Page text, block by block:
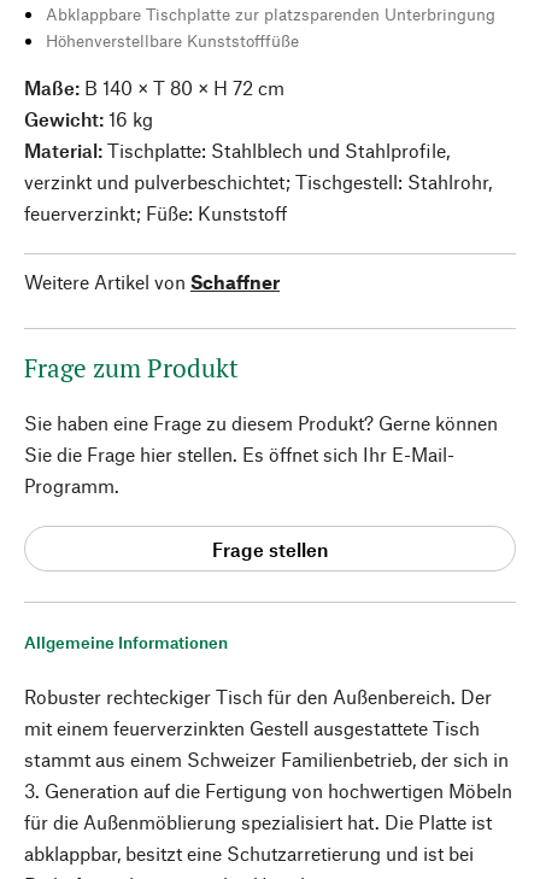
Allgemeine Informationen
Robuster rechteckiger Tisch für den Außenbereich. Der
mit einem feuerverzinkten Gestell ausgestattete Tisch
stammt aus einem Schweizer Familienbetrieb, der sich in
3. Generation auf die Fertigung von hochwertigen Möbeln
für die Außenmöblierung spezialisiert hat. Die Platte ist
abklappbar, besitzt eine Schutzarretierung und ist bei
Abklappbare Tischplatte zur platzsparenden Unterbringung
Höhenverstellbare Kunststofffüße
Maße: B 140 × T 80 × H 72 cm
Gewicht: 16 kg
Material: Tischplatte: Stahlblech und Stahlprofile,
verzinkt und pulverbeschichtet; Tischgestell: Stahlrohr,
feuerverzinkt; Füße: Kunststoff
Weitere Artikel von Schaffner
Frage zum Produkt
Sie haben eine Frage zu diesem Produkt? Gerne können
Sie die Frage hier stellen. Es öffnet sich Ihr E-Mail-
Programm.
Frage stellen